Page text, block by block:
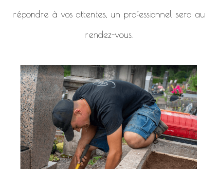
répondre à vos attentes, un professionnel sera au
rendez-vous.